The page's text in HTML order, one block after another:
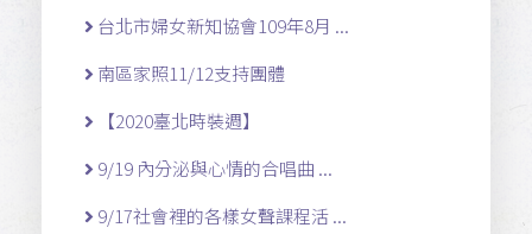
台北市婦女新知協會109年8月 ...
南區家照11/12支持團體
【2020臺北時裝週】
9/19 內分泌與心情的合唱曲 ...
9/17社會裡的各樣女聲課程活 ...